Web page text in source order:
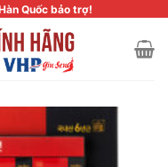
Quốc bảo trợ!